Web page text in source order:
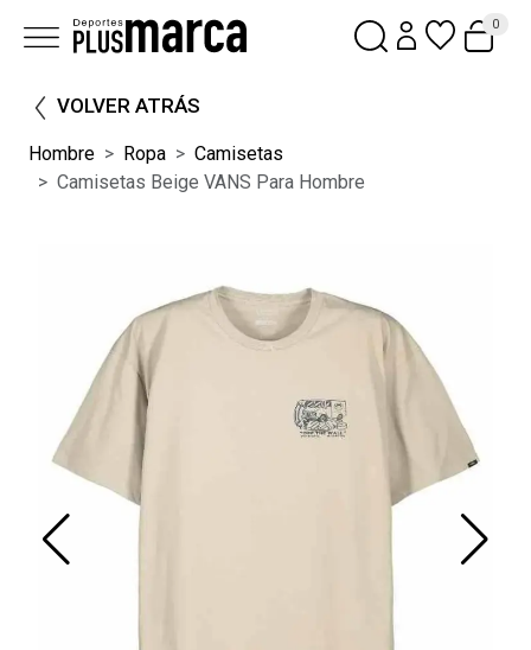
0
VOLVER ATRÁS
Hombre Ropa
Camisetas
Camisetas Beige VANS Para Hombre